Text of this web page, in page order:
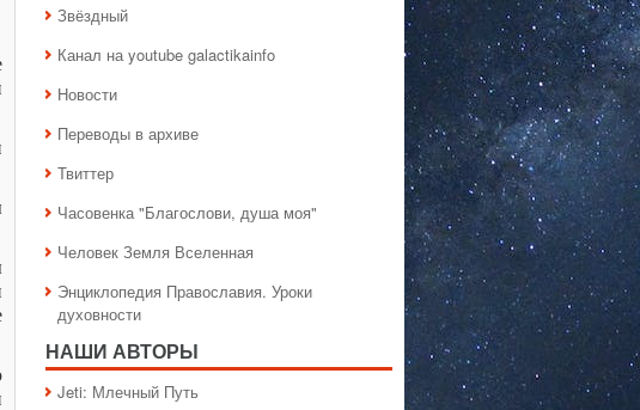
Звёздный
Канал на youtube galactikainfo
Новости
Переводы в архиве
Твиттер
Часовенка "Благослови, душа моя"
Человек Земля Вселенная
Энциклопедия Православия. Уроки
духовности
НАШИ АВТОРЫ
Jeti: Млечный Путь